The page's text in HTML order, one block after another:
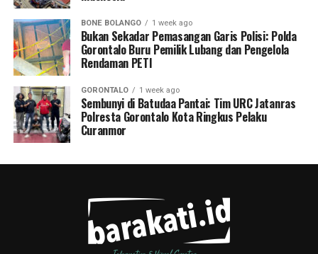
BONE BOLANGO 1 week ago
Bukan Sekadar Pemasangan Garis Polisi: Polda
Gorontalo Buru Pemilik Lubang dan Pengelola
Rendaman PETI
GORONTALO 1 week ago
Sembunyi di Batudaa Pantai: Tim URC Jatanras
Polresta Gorontalo Kota Ringkus Pelaku
Curanmor